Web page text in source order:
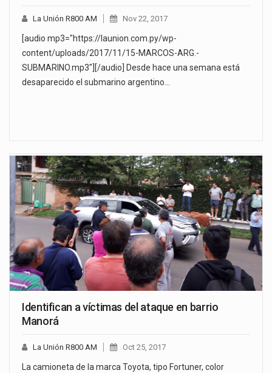
La Unión R800 AM Nov 22, 2017
[audio mp3="https://launion.com.py/wp-
content/uploads/2017/11/15-MARCOS-ARG.-
SUBMARINO.mp3"][/audio] Desde hace una semana está
desaparecido el submarino argentino…
Identifican a víctimas del ataque en barrio
Manorá
La Unión R800 AM Oct 25, 2017
La camioneta de la marca Toyota, tipo Fortuner, color